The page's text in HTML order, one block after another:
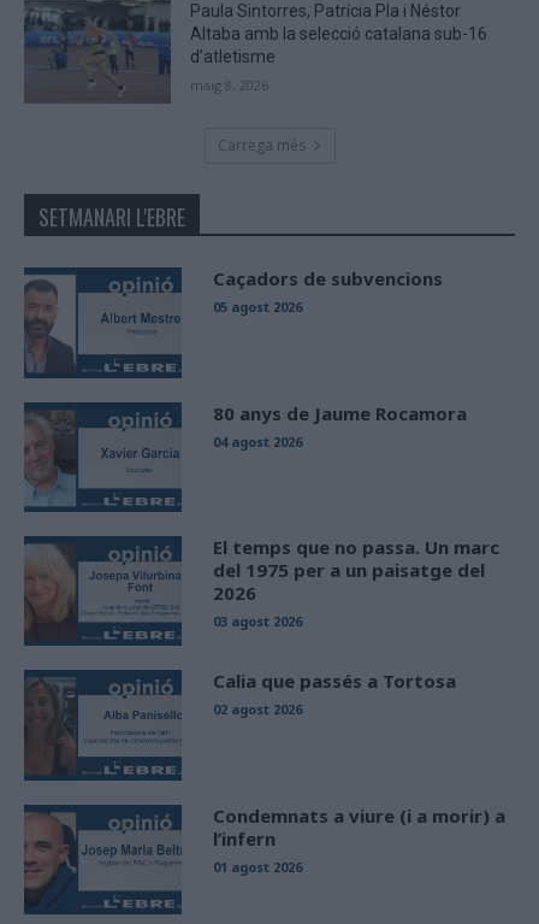
Paula Sintorres, Patrícia Pla i Néstor
Altaba amb la selecció catalana sub-16
d’atletisme
maig 8, 2026
Carrega més
SETMANARI L'EBRE
Caçadors de subvencions
05 agost 2026
80 anys de Jaume Rocamora
04 agost 2026
El temps que no passa. Un marc
del 1975 per a un paisatge del
2026
03 agost 2026
Calia que passés a Tortosa
02 agost 2026
Condemnats a viure (i a morir) a
l’infern
01 agost 2026